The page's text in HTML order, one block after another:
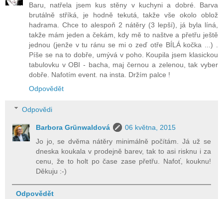
Baru, natřela jsem kus stěny v kuchyni a dobré. Barva
brutálně stříká, je hodně tekutá, takže vše okolo oblož
hadrama. Chce to alespoň 2 nátěry (3 lepší), já byla líná,
takže mám jeden a čekám, kdy mě to naštve a přetřu ještě
jednou (jenže v tu ránu se mi o zeď otře BÍLÁ kočka ...) .
Píše se na to dobře, umývá v poho. Koupila jsem klasickou
tabulovku v OBI - bacha, maj černou a zelenou, tak vyber
dobře. Nafotím event. na insta. Držím palce !
Odpovědět
Odpovědi
Barbora Grünwaldová
06 května, 2015
Jo jo, se dvěma nátěry minimálně počítám. Já už se
dneska koukala v prodejně barev, tak to asi risknu i za
cenu, že to holt po čase zase přetřu. Nafoť, kouknu!
Děkuju :-)
Odpovědět